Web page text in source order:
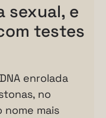
sexual, e
testes
enrolada
no
nome mais